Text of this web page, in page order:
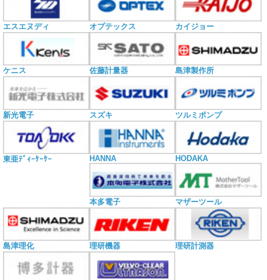
エスエヌディ オプテックス カイジョー
ケニス 佐藤計量器 島津製作所
新光電子 スズキ ツルミポンプ
東亜ﾃﾞｨｰｹｰｹｰ HANNA HODAKA
本多電子 マザーツール
島津理化 理研機器 理研計測器